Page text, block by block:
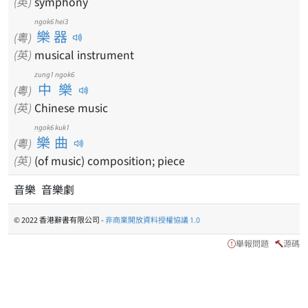
(粵) 樂器
ngok6 hei3
(英) musical instrument
(粵) 中樂
zung1 ngok6
(英) Chinese music
(粵) 樂曲
ngok6 kuk1
(英) (of music) composition; piece
音樂 音樂劇
© 2022 香港辭書有限公司 -非商業開放資料授權協議 1.0
舉報問題 源碼